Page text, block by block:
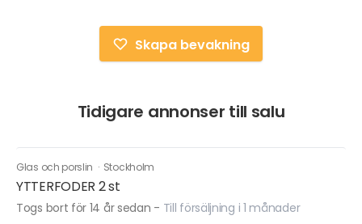
Skapa bevakning
Tidigare annonser till salu
Glas och porslin · Stockholm
YTTERFODER 2 st
Togs bort för 14 år sedan - Till försäljning i 1 månader